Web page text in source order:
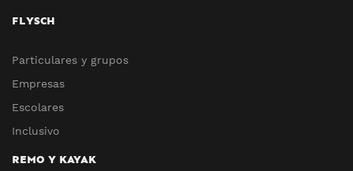
FLYSCH
Particulares y grupos
Empresas
Escolares
Inclusivo
REMO Y KAYAK